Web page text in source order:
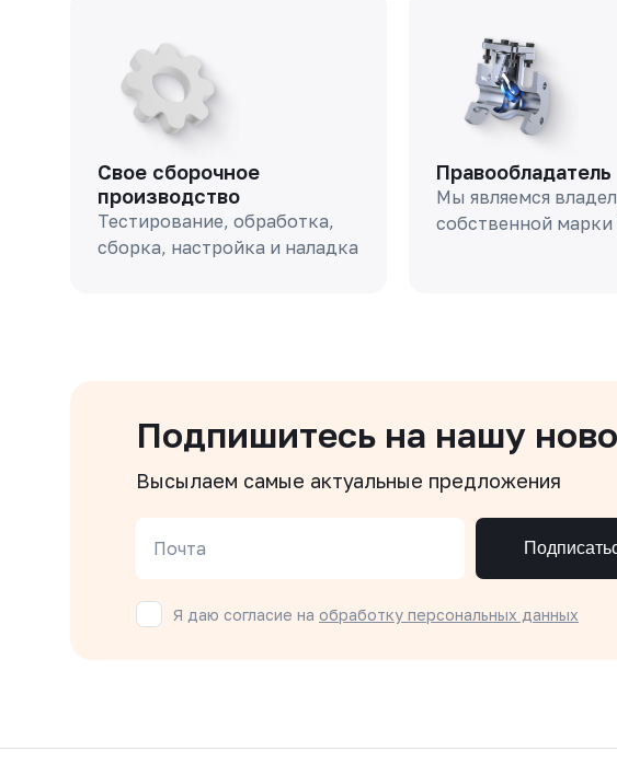
Свое сборочное
производство
Тестирование, обработка,
сборка, настройка и наладка
Правообладатель
Мы являемся
собственной марки
Подпишитесь на нашу
Высылаем самые актуальные предложения
Почта
Я даю согласие на обработку персональных данных